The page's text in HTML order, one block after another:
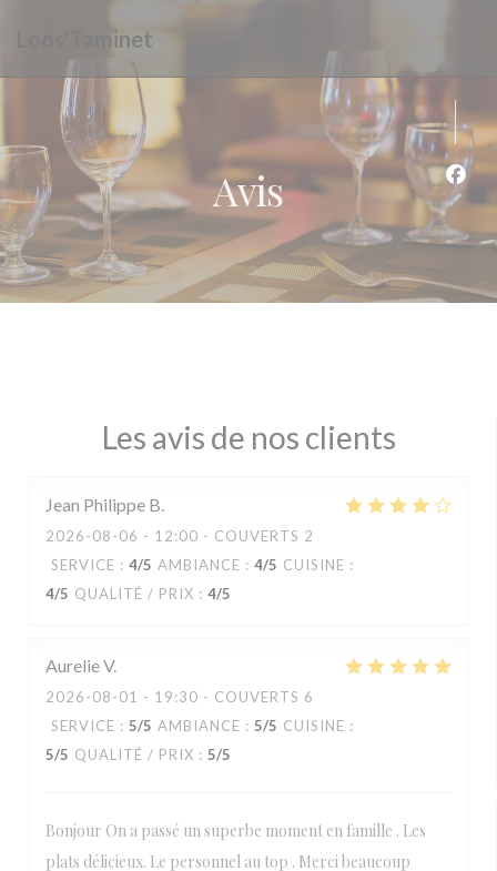
Loos'Taminet
Avis
Les avis de nos clients
Jean Philippe B
2026-08-06 - 12:00 - COUVERTS 2
SERVICE : 4/5 AMBIANCE : 4/5 CUISINE :
4/5 QUALITÉ / PRIX : 4/5
AurelieV
2026-08-01 - 19:30 - COUVERTS 6
SERVICE : 5/5 AMBIANCE : 5/5 CUISINE :
5/5 QUALITÉ / PRIX : 5/5
Bonjour On a passé un superbe moment en famille . Les
plats délicieux. Le personnel au top . Merci beaucoup